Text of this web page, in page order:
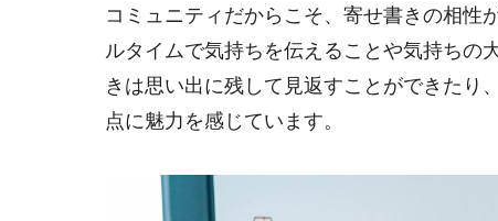
コミュニティだからこそ、寄せ書きの相性
ルタイムで気持ちを伝えることや気持ちの
きは思い出に残して見返すことができたり
点に魅力を感じています。